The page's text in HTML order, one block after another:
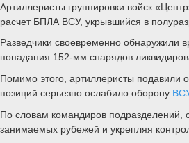
Артиллеристы группировки войск
расчет БПЛА ВСУ, укрывшийся в
Разведчики своевременно обнаружили
попадания 152-мм снарядов
Помимо этого, артиллеристы подавили
позиций серьезно ослабило оборону
По словам командиров подразделений,
занимаемых рубежей и укрепляя